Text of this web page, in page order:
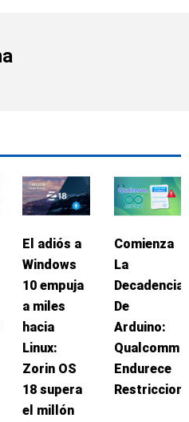
El adiós a
Windows
10 empuja
a miles
hacia
Linux:
Zorin OS
18 supera
el millón
Comienza
La
Decadencia
De
Arduino:
Qualcomm
Endurece